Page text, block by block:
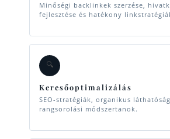
Minőségi backlinkek szerzése,
fejlesztése és hatékony
🔍
Keresőoptimalizálás
SEO-stratégiák, organikus
rangsorolási módszertanok.